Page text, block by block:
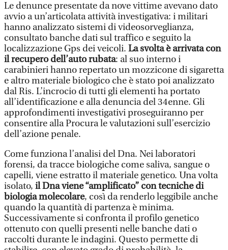
Le denunce presentate da nove vittime avevano dato
avvio a un’articolata attività investigativa: i militari
hanno analizzato sistemi di videosorveglianza,
consultato banche dati sul traffico e seguito la
localizzazione Gps dei veicoli. La svolta è arrivata con
il recupero dell’auto rubata: al suo interno i
carabinieri hanno repertato un mozzicone di sigaretta
e altro materiale biologico che è stato poi analizzato
dal Ris. L’incrocio di tutti gli elementi ha portato
all’identificazione e alla denuncia del 34enne. Gli
approfondimenti investigativi proseguiranno per
consentire alla Procura le valutazioni sull’esercizio
dell’azione penale.
Come funziona l’analisi del Dna. Nei laboratori
forensi, da tracce biologiche come saliva, sangue o
capelli, viene estratto il materiale genetico. Una volta
isolato, il Dna viene “amplificato” con tecniche di
biologia molecolare, così da renderlo leggibile anche
quando la quantità di partenza è minima.
Successivamente si confronta il profilo genetico
ottenuto con quelli presenti nelle banche dati o
raccolti durante le indagini. Questo permette di